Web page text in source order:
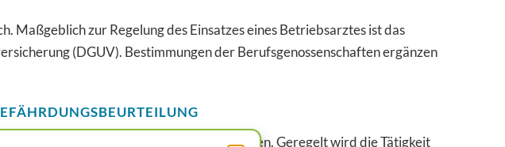
Maßgeblich zur Regelung des Einsatzes eines Betriebsarztes ist das
(DGUV). Bestimmungen der Berufsgenossenschaften ergänzen
und der Firma beratend zur Seite zu stehen. Geregelt wird die Tätigkeit